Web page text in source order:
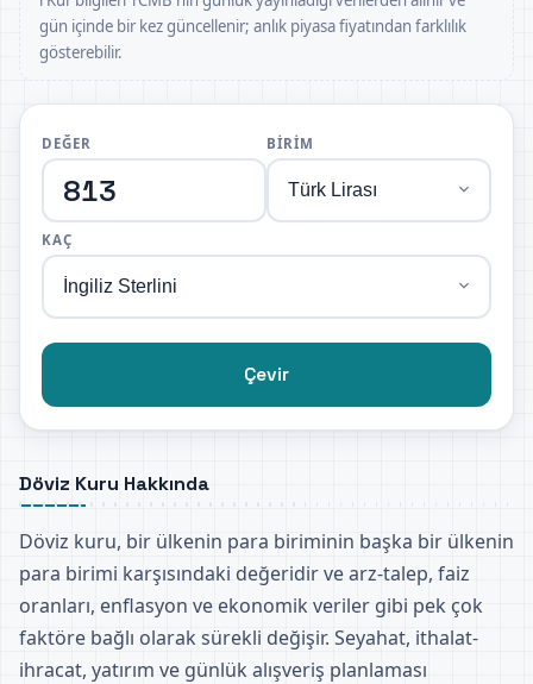
gün içinde bir kez güncellenir; anlık piyasa fiyatından farklılık
gösterebilir.
DEĞER BIRIM
KAÇ
Çevir
Döviz Kuru Hakkında
Döviz kuru, bir ülkenin para biriminin başka bir ülkenin
para birimi karşısındaki değeridir ve arz-talep, faiz
oranları, enflasyon ve ekonomik veriler gibi pek çok
faktöre bağlı olarak sürekli değişir. Seyahat, ithalat-
ihracat, yatırım ve günlük alışveriş planlaması